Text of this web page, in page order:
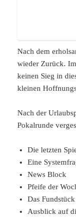
Nach dem
wieder Zurück.
keinen Sieg in
kleinen
Nach der
Pokalrunde
Die letzten
Eine
News Block
Pfeife der
Das
Ausblick auf